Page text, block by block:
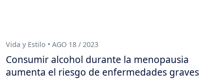
Vida y Estilo • AGO 18 / 2023
Consumir alcohol durante la menopausia
aumenta el riesgo de enfermedades graves